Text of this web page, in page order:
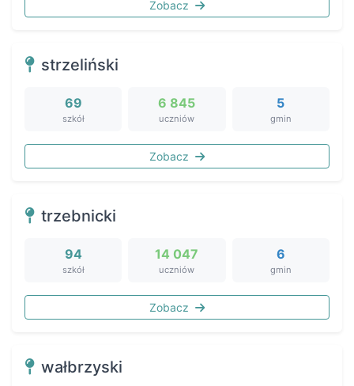
Zobacz
strzeliński
69
szkół
6 845
uczniów
5
gmin
Zobacz
trzebnicki
94
szkół
14 047
uczniów
6
gmin
Zobacz
wałbrzyski